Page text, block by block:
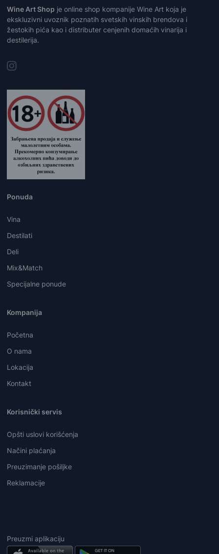
Wine Art Shop je online shop kompanije Wine Art koja je
ekskluzivni uvoznik poznatih svetskih vinskih brendova i
žestokih pića kao i distributer cenjenih domaćih vinarija i
destilerija.
Ponuda
Vina
Destilati
Deli
Mix&Match
Specijalne ponude
Kompanija
Početna
O nama
Lokacija
Kontakt
Korisnički servis
Opšti uslovi korišćenja
Načini plaćanja
Preuzimanje pošiljke
Reklamacije
Preuzmi aplikaciju